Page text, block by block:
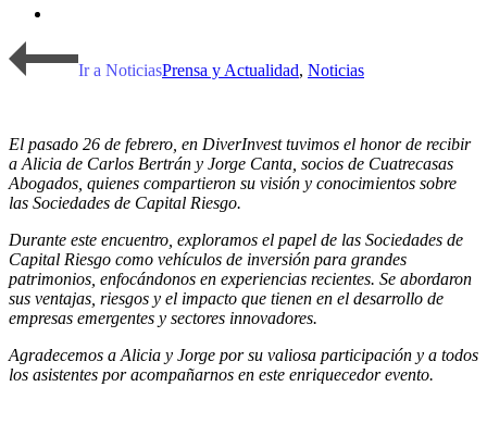
Ir a NoticiasPrensa y Actualidad, Noticias
El pasado 26 de febrero, en DiverInvest tuvimos el honor de recibir
a Alicia de Carlos Bertrán y Jorge Canta, socios de Cuatrecasas
Abogados, quienes compartieron su visión y conocimientos sobre
las Sociedades de Capital Riesgo.
Durante este encuentro, exploramos el papel de las Sociedades de
Capital Riesgo como vehículos de inversión para grandes
patrimonios, enfocándonos en experiencias recientes. Se abordaron
sus ventajas, riesgos y el impacto que tienen en el desarrollo de
empresas emergentes y sectores innovadores.
Agradecemos a Alicia y Jorge por su valiosa participación y a todos
los asistentes por acompañarnos en este enriquecedor evento.